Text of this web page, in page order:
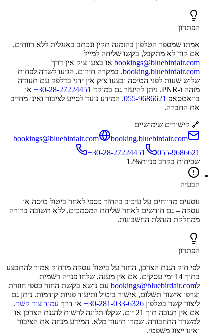
הפתרון
אמתו שמספר הטלפון בהזמנה תקין ונכתב באנגלית ללא רווחים.
אם קוד לא מתקבל, בקשו שליחה למייל
bookings@bluebirdair.com או בצעו צ׳ק אין דרך
booking.bluebirdair.com. במקרה חירום, הגיעו לשדה לפחות
שלוש שעות לפני הטיסה ובצעו צ׳ק אין ידני בדלפק עם תעודה
מזהה ו-PNR. ניתן להיעזר גם במוקד
‎+30-28-27224451 או
בוואטסאפ 055-9686621. המידע נועד לסייע לציבור ואינו מחייב
את החברה.
🔗 קישורים שימושיים
bookings@bluebirdair.com
booking.bluebirdair.com
‎+30-28-27224451
055-9686621
שכיחות בקרב פניות
12%
הבעיה
נוסעים מדווחים על עיכוב בהחזר כספי לאחר ביטול טיסה או
עסקה – גם חודשים לאחר שליחת המסמכים, ללא תשובה ברורה
ממחלקת הנהלת החשבונות.
הפתרון
לפי חוק הגנת הצרכן, החזר על ביטול עסקה מרחוק אמור להתבצע
בתוך 14 ימי עסקים. אם אין מענה, שלחו פנייה רשמית
לbookings@bluebirdair.com עם נושא בקשת החזר כספי חוזרת
וצרפו אישור תשלום, אישור ביטול ותיעוד פניות קודמות. ניתן גם
ליצור קשר בטלפון ‎+30-281-033-6326 או דרך עמוד צור קשר.
אם אין תגובה תוך 21 יום, שקלו תלונה לרשות להגנת הצרכן או
למשרד התחבורה. שמרו תיעוד מלא. המידע מנחה את הציבור
ואינו ייצוג משפטי.